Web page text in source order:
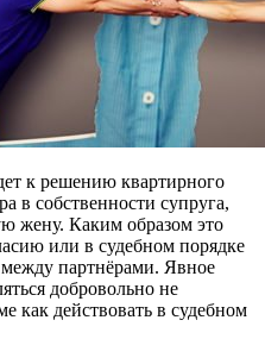
к решению квартирного
в собственности супруга,
жену. Каким образом это
или в судебном порядке
партнёрами. Явное
добровольно не
как действовать в судебном